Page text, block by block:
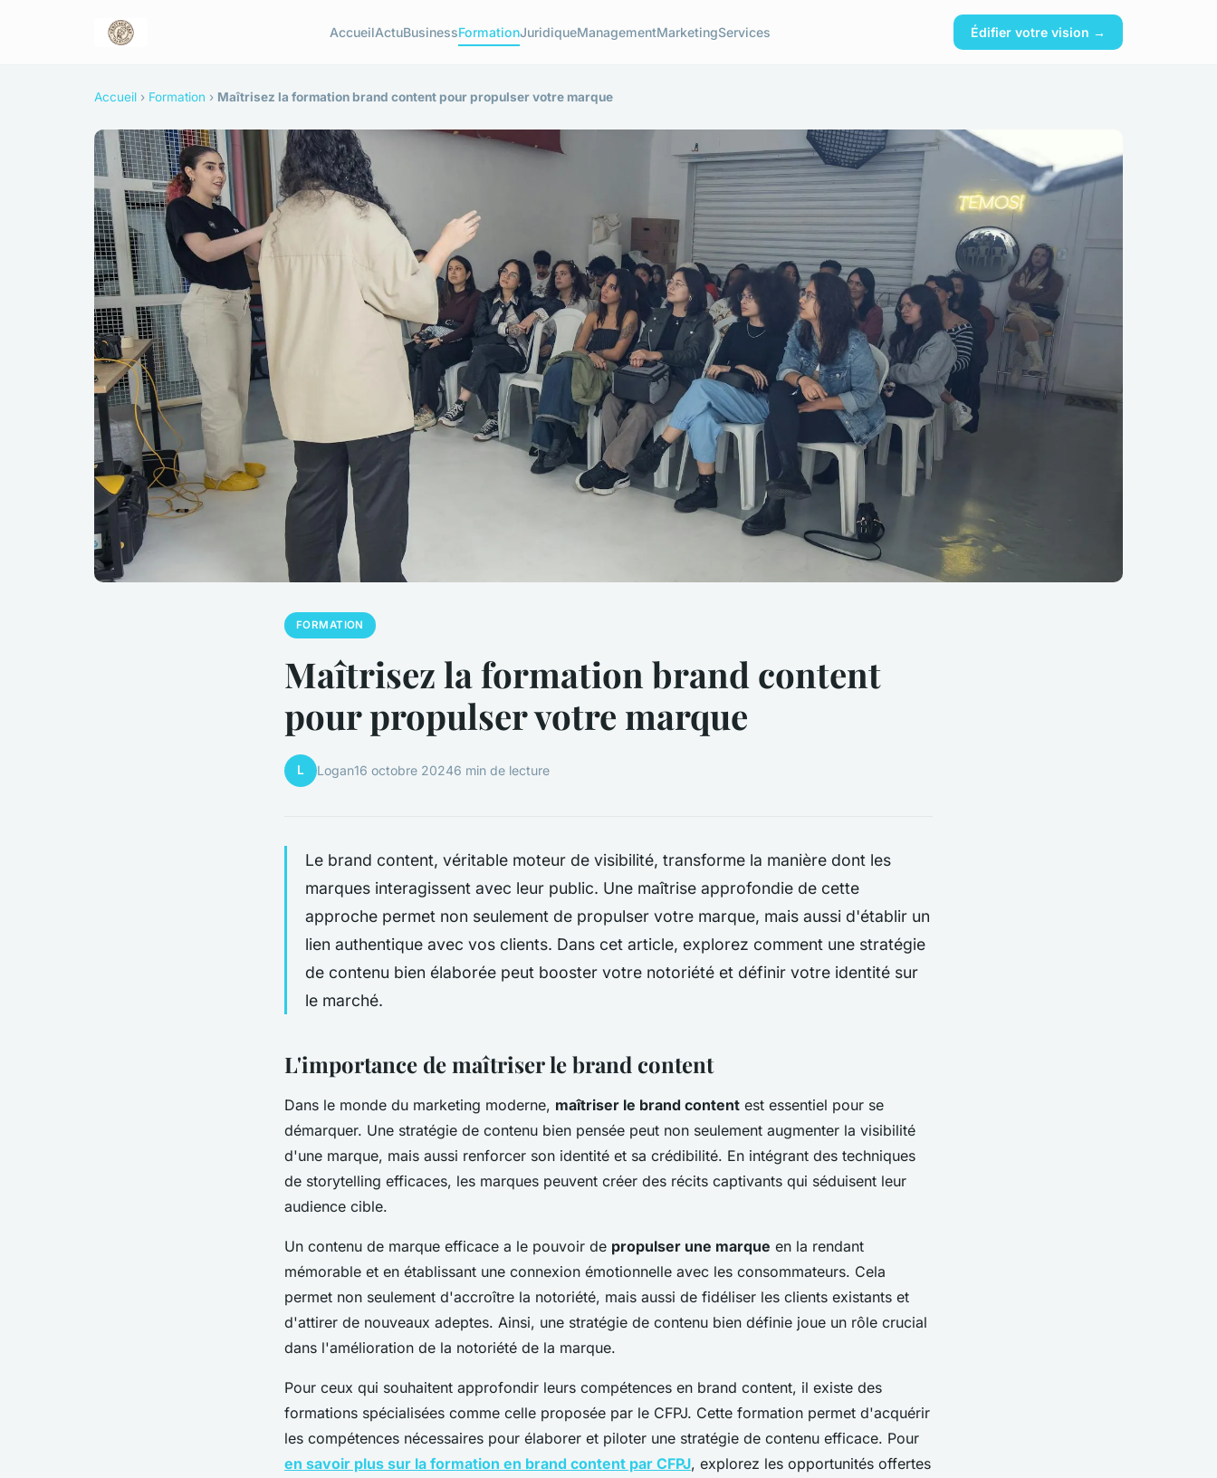
AccueilActuBusinessFormationJuridiqueManagementMarketingServices Édifier votre vision →
Accueil › Formation › Maîtrisez la formation brand content pour propulser votre marque
FORMATION
Maîtrisez la formation brand content
pour propulser votre marque
L Logan16 octobre 20246 min de lecture
Le brand content, véritable moteur de visibilité, transforme la manière dont les
marques interagissent avec leur public. Une maîtrise approfondie de cette
approche permet non seulement de propulser votre marque, mais aussi d'établir un
lien authentique avec vos clients. Dans cet article, explorez comment une stratégie
de contenu bien élaborée peut booster votre notoriété et définir votre identité sur
le marché.
L'importance de maîtriser le brand content
Dans le monde du marketing moderne, maîtriser le brand content est essentiel pour se
démarquer. Une stratégie de contenu bien pensée peut non seulement augmenter la visibilité
d'une marque, mais aussi renforcer son identité et sa crédibilité. En intégrant des techniques
de storytelling efficaces, les marques peuvent créer des récits captivants qui séduisent leur
audience cible.
Un contenu de marque efficace a le pouvoir de propulser une marque en la rendant
mémorable et en établissant une connexion émotionnelle avec les consommateurs. Cela
permet non seulement d'accroître la notoriété, mais aussi de fidéliser les clients existants et
d'attirer de nouveaux adeptes. Ainsi, une stratégie de contenu bien définie joue un rôle crucial
dans l'amélioration de la notoriété de la marque.
Pour ceux qui souhaitent approfondir leurs compétences en brand content, il existe des
formations spécialisées comme celle proposée par le CFPJ. Cette formation permet d'acquérir
les compétences nécessaires pour élaborer et piloter une stratégie de contenu efficace. Pour
en savoir plus sur la formation en brand content par CFPJ, explorez les opportunités offertes